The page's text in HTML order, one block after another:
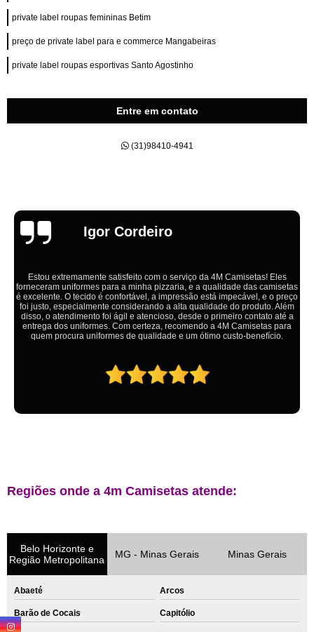
private label roupas femininas Betim
preço de private label para e commerce Mangabeiras
private label roupas esportivas Santo Agostinho
Entre em contato
(31)98410-4941
Emília
Ótimo atendimento,todos muito educados, prestativos e que colocam o
cliente em primeiro lugar. Qualquer lugar tem problemas,isso é fato, mas
aqui na 4M tudo é resolvido com calma e de forma que todos saem
ganhando no final.
Regiões onde a 4m Camisetas atende:
Belo Horizonte e
Região Metropolitana
MG - Minas Gerais Minas Gerais
Abaeté Arcos
Barão de Cocais Capitólio